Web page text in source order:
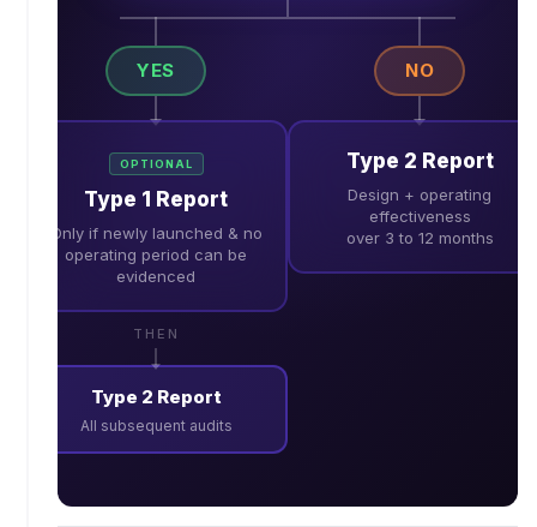
YES
OPTIONAL
Type 1 Report
Only if newly launched & no
operating period can be
evidenced
THEN
Type 2 Report
All subsequent audits
NO
Type 2 Report
Design + operating
effectiveness
over 3 to 12 months